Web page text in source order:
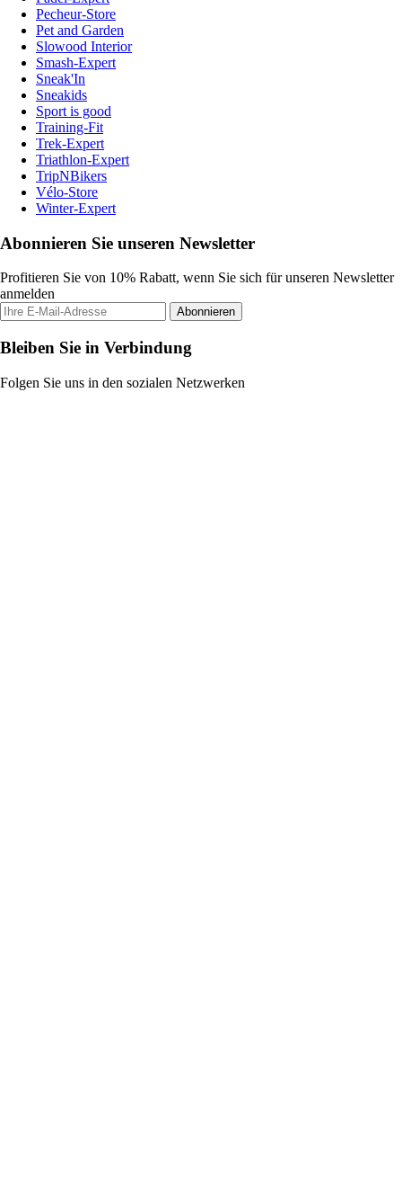
Pecheur-Store
Pet and Garden
Slowood Interior
Smash-Expert
Sneak'In
Sneakids
Sport is good
Training-Fit
Trek-Expert
Triathlon-Expert
TripNBikers
Vélo-Store
Winter-Expert
Abonnieren Sie unseren Newsletter
Profitieren Sie von 10% Rabatt, wenn Sie sich für unseren Newsletter
anmelden
Abonnieren
Bleiben Sie in Verbindung
Folgen Sie uns in den sozialen Netzwerken